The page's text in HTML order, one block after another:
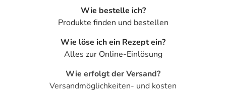
Wie bestelle ich?
Produkte finden und bestellen
Wie löse ich ein Rezept ein?
Alles zur Online-Einlösung
Wie erfolgt der Versand?
Versandmöglichkeiten- und kosten